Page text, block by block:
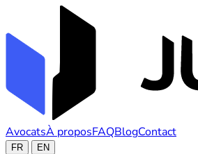
AvocatsÀ proposFAQBlogContact
FR EN